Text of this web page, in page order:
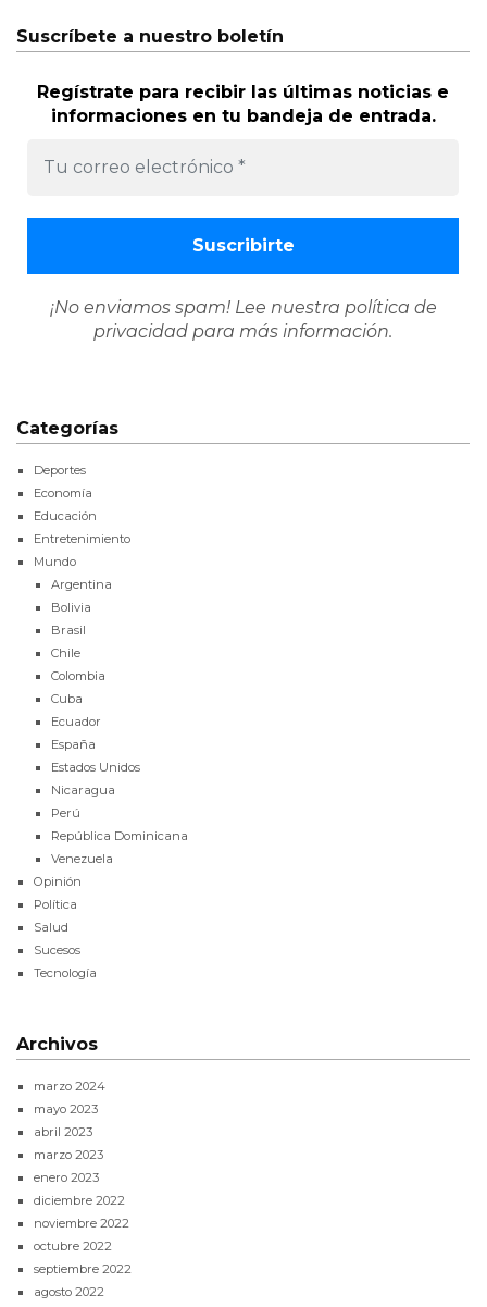
Suscríbete a nuestro boletín
Regístrate para recibir las últimas noticias e
informaciones en tu bandeja de entrada.
¡No enviamos spam! Lee nuestra política de
privacidad para más información.
Categorías
Deportes
Economía
Educación
Entretenimiento
Mundo
Argentina
Bolivia
Brasil
Chile
Colombia
Cuba
Ecuador
España
Estados Unidos
Nicaragua
Perú
República Dominicana
Venezuela
Opinión
Política
Salud
Sucesos
Tecnología
Archivos
marzo 2024
mayo 2023
abril 2023
marzo 2023
enero 2023
diciembre 2022
noviembre 2022
octubre 2022
septiembre 2022
agosto 2022